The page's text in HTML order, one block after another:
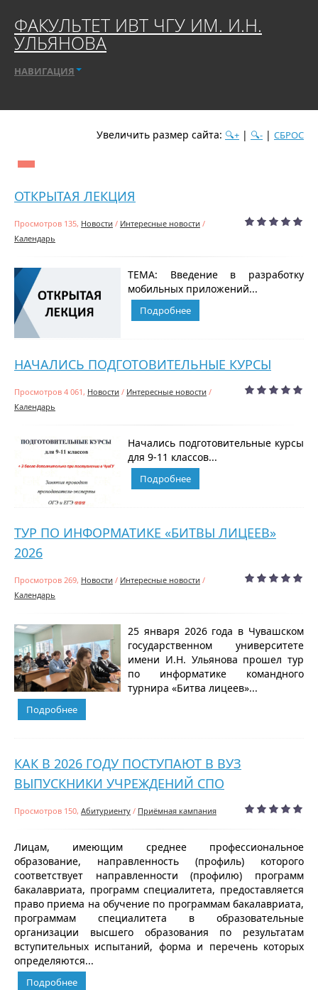
ФАКУЛЬТЕТ ИВТ ЧГУ ИМ. И.Н.
УЛЬЯНОВА
НАВИГАЦИЯ
Увеличить размер сайта: 🔍+ | 🔍- | СБРОС
популярности
ОТКРЫТАЯ ЛЕКЦИЯ
Просмотров 135, Новости / Интересные новости /
Календарь
ТЕМА: Введение в разработку
мобильных приложений...
Подробнее
НАЧАЛИСЬ ПОДГОТОВИТЕЛЬНЫЕ КУРСЫ
Просмотров 4 061, Новости / Интересные новости /
Календарь
Начались подготовительные курсы
для 9-11 классов...
Подробнее
ТУР ПО ИНФОРМАТИКЕ «БИТВЫ ЛИЦЕЕВ»
2026
Просмотров 269, Новости / Интересные новости /
Календарь
25 января 2026 года в Чувашском
государственном университете
имени И.Н. Ульянова прошел тур
по информатике командного
турнира «Битва лицеев»...
Подробнее
КАК В 2026 ГОДУ ПОСТУПАЮТ В ВУЗ
ВЫПУСКНИКИ УЧРЕЖДЕНИЙ СПО
Просмотров 150, Абитуриенту / Приёмная кампания
Лицам, имеющим среднее профессиональное
образование, направленность (профиль) которого
соответствует направленности (профилю) программ
бакалавриата, программ специалитета, предоставляется
право приема на обучение по программам бакалавриата,
программам специалитета в образовательные
организации высшего образования по результатам
вступительных испытаний, форма и перечень которых
определяются...
Подробнее